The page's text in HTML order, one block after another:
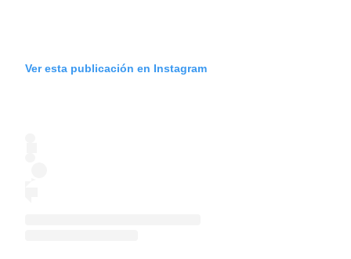
Ver esta publicación en Instagram